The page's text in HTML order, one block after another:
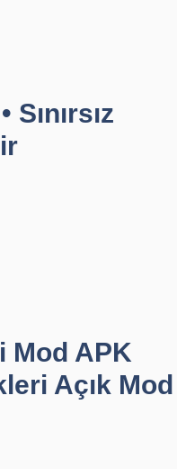
Mod APK
Açık Mod